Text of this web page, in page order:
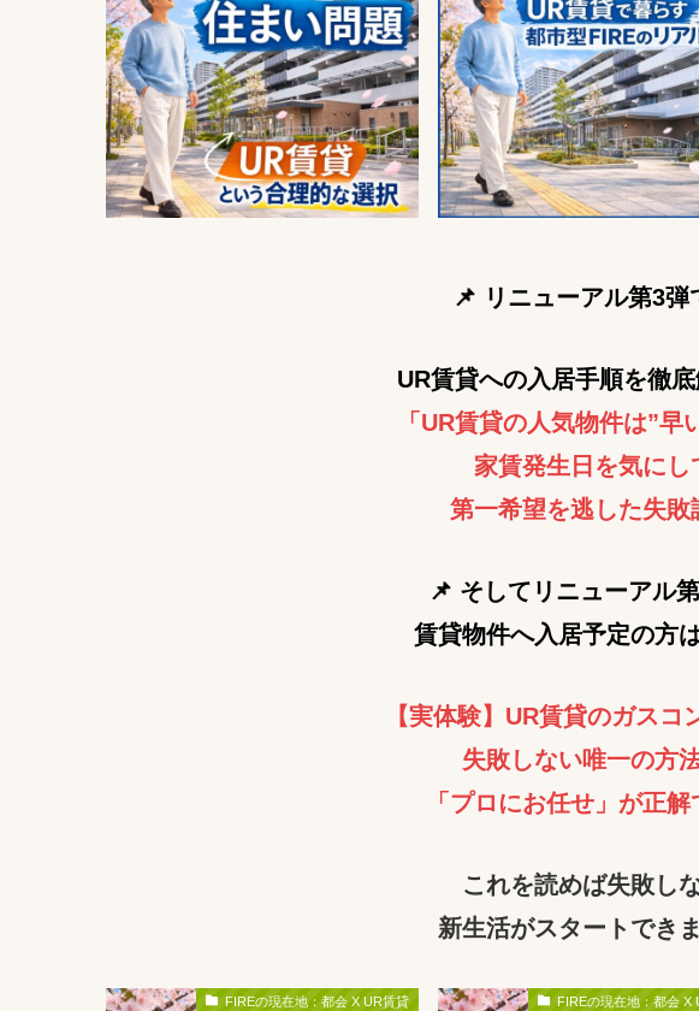
📌 リニューアル第3弾
UR賃貸への入居手順を徹
「UR賃貸の人気物件は”早
家賃発生日を気にし
第一希望を逃した失敗
📌 そしてリニューアル
賃貸物件へ入居予定の方
【実体験】UR賃貸のガスコ
失敗しない唯一の方法
「プロにお任せ」が正解
これを読めば失敗し
新生活がスタートでき
FIREの現在地：都会 X UR賃貸 FIREの現在地：都会 X